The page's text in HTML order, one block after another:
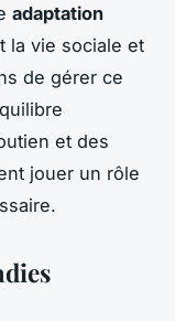
adaptation
la vie sociale et
de gérer ce
et des
jouer un rôle